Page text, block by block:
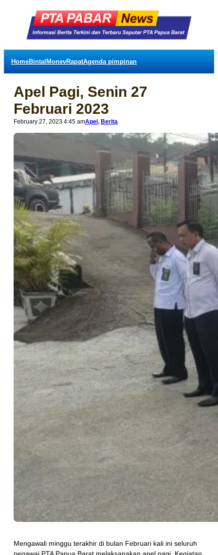
HomeBintal MonevRapatAgenda pimpinan
Apel Pagi, Senin 27
Februari 2023
February 27, 2023 4:45 amApel, Berita
Mengawali minggu terakhir di bulan Februari kali ini seluruh